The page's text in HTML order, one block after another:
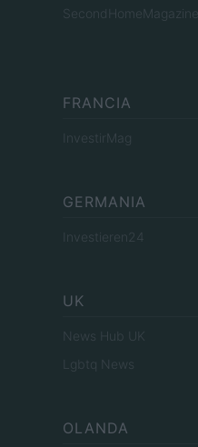
SecondHomeMagazine
FRANCIA
InvestirMag
GERMANIA
Investieren24
UK
News Hub UK
Lgbtq News
OLANDA